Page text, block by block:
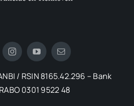
/ RSIN 8165.42.296 – Bank
0301 9522 48